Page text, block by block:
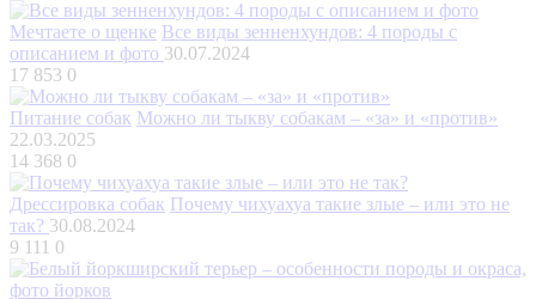
Мечтаете о щенке Все виды зенненхундов: 4 породы с
описанием и фото 30.07.2024
17 853 0
Питание собак Можно ли тыкву собакам – «за» и «против»
22.03.2025
14 368 0
Дрессировка собак Почему чихуахуа такие злые – или это не
так? 30.08.2024
9 111 0